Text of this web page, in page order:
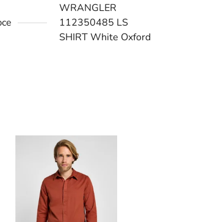
WRANGLER
112350485 LS
SHIRT White Oxford